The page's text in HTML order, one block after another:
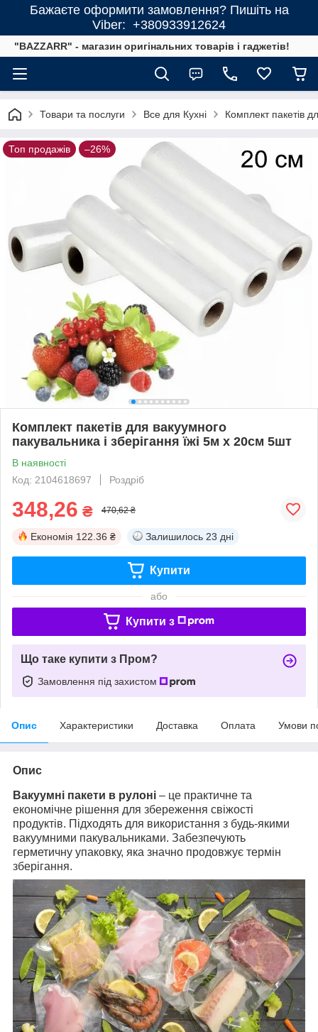
Бажаєте оформити замовлення? Пишіть на
Viber: +380933912624
"BAZZARR" - магазин оригінальних товарів і гаджетів!
Товари та послуги Все для Кухні Комплект пакетів
Топ продажів –26%
Комплект пакетів для вакуумного
пакувальника і зберігання їжі 5м х 20см 5шт
В наявності
Код: 2104618697
Роздріб
348,26 ₴ 470,62 ₴
Економія 122.36 ₴ Залишилось 23 дні
Купити
або
Купити з
Що таке купити з Пром?
Замовлення під захистом
Опис Характеристики Доставка Оплата Умови
Опис
Вакуумні пакети в рулоні – це практичне та
економічне рішення для збереження свіжості
продуктів. Підходять для використання з будь-якими
вакуумними пакувальниками. Забезпечують
герметичну упаковку, яка значно продовжує термін
зберігання.